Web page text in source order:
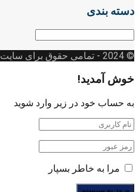
دسته بندی
© 2024
- تمامی حقوق برای سایت
خوش آمدید!
به حساب خود در زیر وارد شوید
مرا به خاطر بسپار